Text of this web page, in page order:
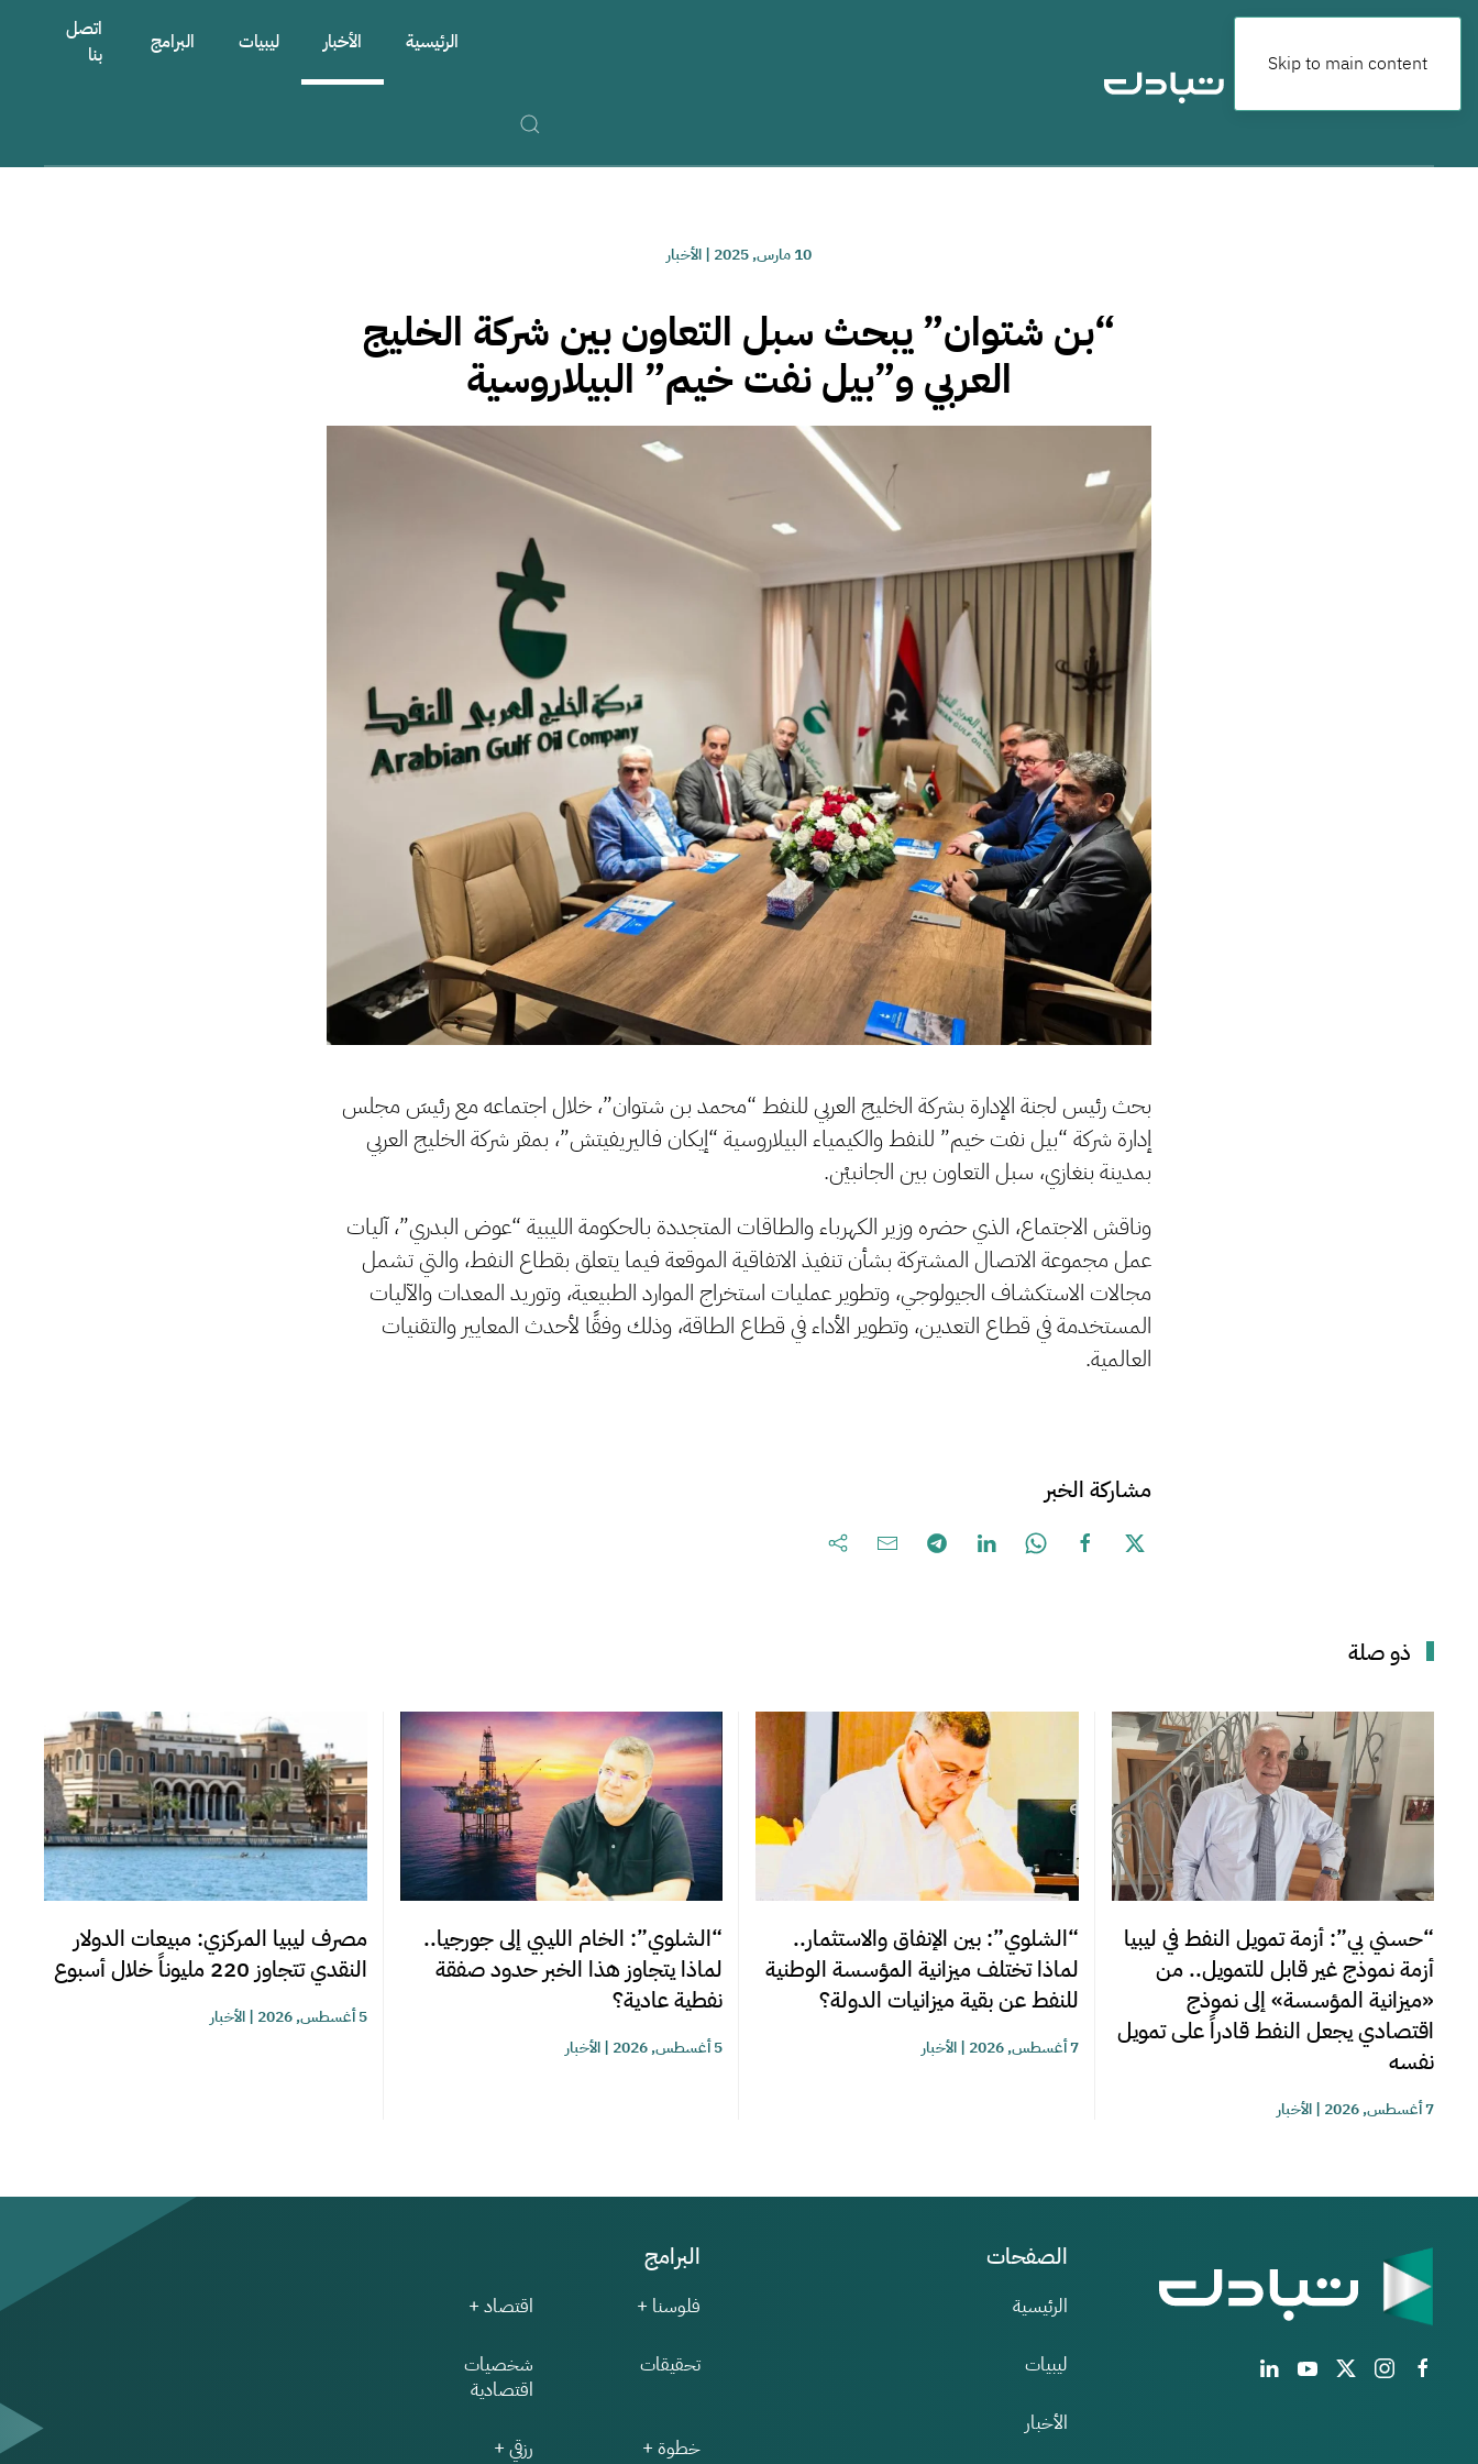
Skip to main content
الرئيسية الأخبار ليبيات البرامج
اتصل
بنا
10 مارس, 2025 |الأخبار
“بن شتوان” يبحث سبل التعاون بين شركة الخليج
العربي و”بيل نفت خيم” البيلاروسية
بحث رئيس لجنة الإدارة بشركة الخليج العربي للنفط “محمد بن شتوان”، خلال اجتماعه مع رئيسَ مجلس
إدارة شركة “بيل نفت خيم” للنفط والكيمياء البيلاروسية “إيكان فاليريفيتش”، بمقر شركة الخليج العربي
بمدينة بنغازي، سبل التعاون بين الجانبيْن.
وناقش الاجتماع، الذي حضره وزير الكهرباء والطاقات المتجددة بالحكومة الليبية “عوض البدري”، آليات
عمل مجموعة الاتصال المشتركة بشأن تنفيذ الاتفاقية الموقعة فيما يتعلق بقطاع النفط، والتي تشمل
مجالات الاستكشاف الجيولوجي، وتطوير عمليات استخراج الموارد الطبيعية، وتوريد المعدات والآليات
المستخدمة في قطاع التعدين، وتطوير الأداء في قطاع الطاقة، وذلك وفقًا لأحدث المعايير والتقنيات
العالمية.
مشاركة الخبر
ذو صلة
“حسني بي”: أزمة تمويل النفط في ليبيا
أزمة نموذج غير قابل للتمويل.. من
«ميزانية المؤسسة» إلى نموذج
اقتصادي يجعل النفط قادراً على تمويل
نفسه
7 أغسطس, 2026 |الأخبار
“الشلوي”: بين الإنفاق والاستثمار..
لماذا تختلف ميزانية المؤسسة الوطنية
للنفط عن بقية ميزانيات الدولة؟
7 أغسطس, 2026 |الأخبار
“الشلوي”: الخام الليبي إلى جورجيا..
لماذا يتجاوز هذا الخبر حدود صفقة
نفطية عادية؟
5 أغسطس, 2026 |الأخبار
مصرف ليبيا المركزي: مبيعات الدولار
النقدي تتجاوز 220 مليوناً خلال أسبوع
5 أغسطس, 2026 |الأخبار
الصفحات
الرئيسية
ليبيات
الأخبار
البرامج
فلوسنا + اقتصاد +
تحقيقات
شخصيات
اقتصادية
خطوة + رزقي +